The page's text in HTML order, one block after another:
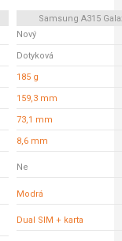
Samsung A315
Nový
Dotyková
185 g
159,3 mm
73,1 mm
8,6 mm
Ne
Modrá
Dual SIM + karta